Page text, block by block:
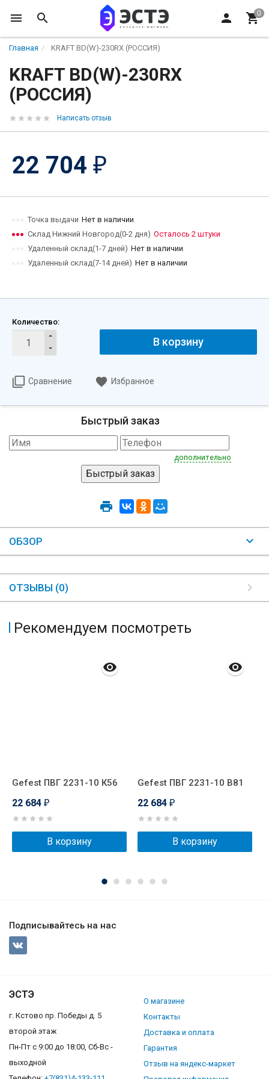
Главная KRAFT BD(W)-230RX (РОССИЯ)
KRAFT BD(W)-230RX
(РОССИЯ)
Написать отзыв
22 704 ₽
Точка выдачи Нет в наличии
Склад Нижний Новгород(0-2 дня) Осталось 2 штуки
Удаленный склад(1-7 дней) Нет в наличии
Удаленный склад(7-14 дней) Нет в наличии
Количество:
В корзину
Сравнение Избранное
Быстрый заказ
дополнительно
ОБЗОР
ОТЗЫВЫ (0)
Рекомендуем посмотреть
Gefest ПВГ 2231-10 К56
22 684 ₽
В корзину
Gefest ПВГ 2231-10 В81
22 684 ₽
В корзину
Подписывайтесь на нас
ЭСТЭ
г. Кстово пр. Победы д. 5
второй этаж
Пн-Пт с 9:00 до 18:00, Сб-Вс -
выходной
О магазине
Контакты
Доставка и оплата
Гарантия
Отзыв на яндекс-маркет